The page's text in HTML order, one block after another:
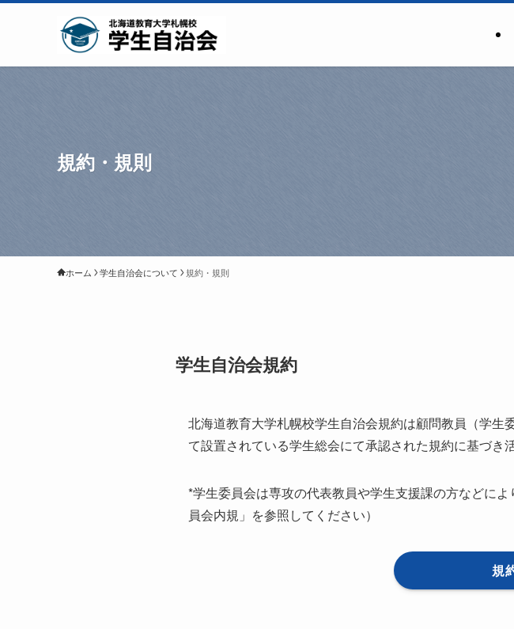
規約・規則
ホーム 学生自治会について 規約・規則
学生自治会規約
北海道教育大学札幌校学生自治会規約は顧問教員（学
て設置されている学生総会にて承認された規約に基づき
*学生委員会は専攻の代表教員や学生支援課の方などに
員会内規」を参照してください）
規